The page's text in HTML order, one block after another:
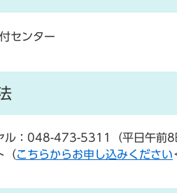
センター
： 048-473-5311
（平日午前
（こちらからお申し込みください